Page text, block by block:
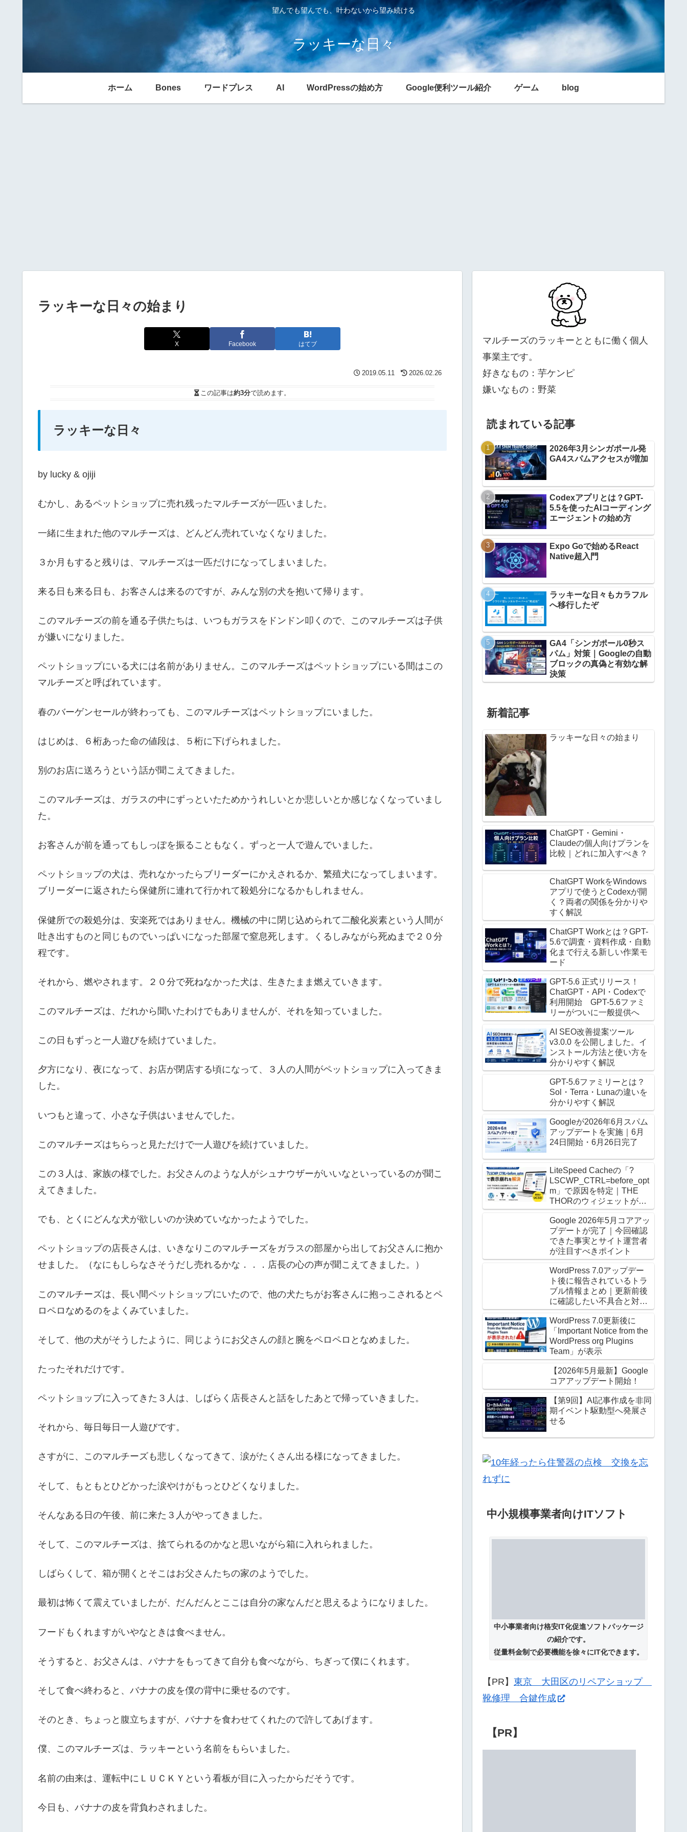
望んでも望んでも、叶わないから望み続ける
ラッキーな日々
ホーム Bones ワードプレス AI WordPressの始め方 Google便利ツール紹介 ゲーム blog
ラッキーな日々の始まり
X Facebook はてブ
2019.05.11 2026.02.26
この記事は約3分で読めます。
ラッキーな日々
by lucky & ojiji
むかし、あるペットショップに売れ残ったマルチーズが一匹いました。
一緒に生まれた他のマルチーズは、どんどん売れていなくなりました。
３か月もすると残りは、マルチーズは一匹だけになってしまいました。
来る日も来る日も、お客さんは来るのですが、みんな別の犬を抱いて帰ります。
このマルチーズの前を通る子供たちは、いつもガラスをドンドン叩くので、このマルチーズは子供
が嫌いになりました。
ペットショップにいる犬には名前がありません。このマルチーズはペットショップにいる間はこの
マルチーズと呼ばれています。
春のバーゲンセールが終わっても、このマルチーズはペットショップにいました。
はじめは、６桁あった命の値段は、５桁に下げられました。
別のお店に送ろうという話が聞こえてきました。
このマルチーズは、ガラスの中にずっといたためかうれしいとか悲しいとか感じなくなっていまし
た。
お客さんが前を通ってもしっぽを振ることもなく。ずっと一人で遊んでいました。
ペットショップの犬は、売れなかったらブリーダーにかえされるか、繁殖犬になってしまいます。
ブリーダーに返されたら保健所に連れて行かれて殺処分になるかもしれません。
保健所での殺処分は、安楽死ではありません。機械の中に閉じ込められて二酸化炭素という人間が
吐き出すものと同じものでいっぱいになった部屋で窒息死します。くるしみながら死ぬまで２０分
程です。
それから、燃やされます。２０分で死ねなかった犬は、生きたまま燃えていきます。
このマルチーズは、だれから聞いたわけでもありませんが、それを知っていました。
この日もずっと一人遊びを続けていました。
夕方になり、夜になって、お店が閉店する頃になって、３人の人間がペットショップに入ってきま
した。
いつもと違って、小さな子供はいませんでした。
このマルチーズはちらっと見ただけで一人遊びを続けていました。
この３人は、家族の様でした。お父さんのような人がシュナウザーがいいなといっているのが聞こ
えてきました。
でも、とくにどんな犬が欲しいのか決めていなかったようでした。
ペットショップの店長さんは、いきなりこのマルチーズをガラスの部屋から出してお父さんに抱か
せました。（なにもしらなさそうだし売れるかな．．．店長の心の声が聞こえてきました。）
このマルチーズは、長い間ペットショップにいたので、他の犬たちがお客さんに抱っこされるとペ
ロペロなめるのをよくみていました。
そして、他の犬がそうしたように、同じようにお父さんの顔と腕をペロペロとなめました。
たったそれだけです。
ペットショップに入ってきた３人は、しばらく店長さんと話をしたあとで帰っていきました。
それから、毎日毎日一人遊びです。
さすがに、このマルチーズも悲しくなってきて、涙がたくさん出る様になってきました。
そして、もともとひどかった涙やけがもっとひどくなりました。
そんなある日の午後、前に来た３人がやってきました。
そして、このマルチーズは、捨てられるのかなと思いながら箱に入れられました。
しばらくして、箱が開くとそこはお父さんたちの家のようでした。
最初は怖くて震えていましたが、だんだんとここは自分の家なんだと思えるようになりました。
フードもくれますがいやなときは食べません。
そうすると、お父さんは、バナナをもってきて自分も食べながら、ちぎって僕にくれます。
そして食べ終わると、バナナの皮を僕の背中に乗せるのです。
そのとき、ちょっと腹立ちますが、バナナを食わせてくれたので許してあげます。
僕、このマルチーズは、ラッキーという名前をもらいました。
名前の由来は、運転中にＬＵＣＫＹという看板が目に入ったからだそうです。
今日も、バナナの皮を背負わされました。
マルチーズのラッキーとともに働く個人
事業主です。
好きなもの：芋ケンピ
嫌いなもの：野菜
読まれている記事
2026年3月シンガポール発
GA4スパムアクセスが増加
Codexアプリとは？GPT-
5.5を使ったAIコーディング
エージェントの始め方
Expo Goで始めるReact
Native超入門
ラッキーな日々もカラフル
へ移行したぞ
GA4「シンガポール0秒ス
パム」対策｜Googleの自動
ブロックの真偽と有効な解
決策
新着記事
ラッキーな日々の始まり
ChatGPT・Gemini・
Claudeの個人向けプランを
比較｜どれに加入すべき？
ChatGPT WorkをWindows
アプリで使うとCodexが開
く？両者の関係を分かりや
すく解説
ChatGPT Workとは？GPT-
5.6で調査・資料作成・自動
化まで行える新しい作業モ
ード
GPT-5.6 正式リリース！
ChatGPT・API・Codexで
利用開始 GPT-5.6ファミ
リーがついに一般提供へ
AI SEO改善提案ツール
v3.0.0 を公開しました。イ
ンストール方法と使い方を
分かりやすく解説
GPT-5.6ファミリーとは？
Sol・Terra・Lunaの違いを
分かりやすく解説
Googleが2026年6月スパム
アップデートを実施｜6月
24日開始・6月26日完了
LiteSpeed Cacheの「?
LSCWP_CTRL=before_opt
m」で原因を特定｜THE
THORのウィジェットがロ
グアウト時だけ崩る
Google 2026年5月コアアッ
プデートが完了｜今回確認
できた事実とサイト運営者
が注目すべきポイント
WordPress 7.0アップデー
ト後に報告されているトラ
ブル情報まとめ｜更新前後
に確認したい不具合と対処
法
WordPress 7.0更新後に
「Important Notice from the
WordPress org Plugins
Team」が表示
【2026年5月最新】Google
コアアップデート開始！
【第9回】AI記事作成を非同
期イベント駆動型へ発展さ
せる
中小規模事業者向けITソフト
中小事業者向け格安IT化促進ソフトパッケージ
の紹介です。
従量料金制で必要機能を徐々にIT化できます。
【PR】 東京 大田区のリペアショップ
靴修理 合鍵作成
【PR】